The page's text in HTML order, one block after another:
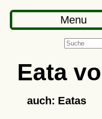
Menu
Eata
auch: Eatas